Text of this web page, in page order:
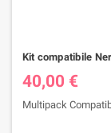
Kit compatibile
40,00 €
Multipack